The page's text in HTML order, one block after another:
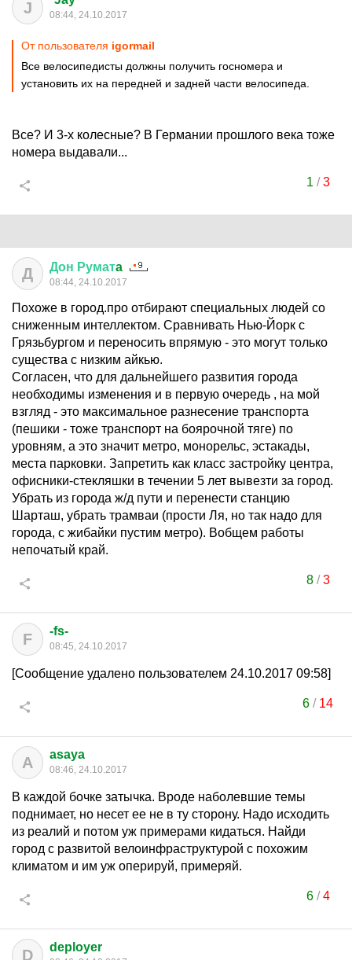
J 08:44, 24.10.2017
От пользователя igormail
Все велосипедисты должны получить госномера и
установить их на передней и задней части велосипеда.
Все? И 3-х колесные? В Германии прошлого века тоже
номера выдавали...
1 /3
Д Дон Руматa
08:44, 24.10.2017
Похоже в город.про отбирают специальных людей со
сниженным интеллектом. Сравнивать Нью-Йорк с
Грязьбургом и переносить впрямую - это могут только
существа с низким айкью.
Согласен, что для дальнейшего развития города
необходимы изменения и в первую очередь , на мой
взгляд - это максимальное разнесение транспорта
(пешики - тоже транспорт на боярочной тяге) по
уровням, а это значит метро, монорельс, эстакады,
места парковки. Запретить как класс застройку центра,
офисники-стекляшки в течении 5 лет вывезти за город.
Убрать из города ж/д пути и перенести станцию
Шарташ, убрать трамваи (прости Ля, но так надо для
города, с жибайки пустим метро). Вобщем работы
непочатый край.
8/3
F -fs-
08:45, 24.10.2017
[Сообщение удалено пользователем 24.10.2017 09:58]
6 / 14
A asaya
08:46, 24.10.2017
В каждой бочке затычка. Вроде наболевшие темы
поднимает, но несет ее не в ту сторону. Надо исходить
из реалий и потом уж примерами кидаться. Найди
город с развитой велоинфраструктурой с похожим
климатом и им уж оперируй, примеряй.
6/4
D deployer